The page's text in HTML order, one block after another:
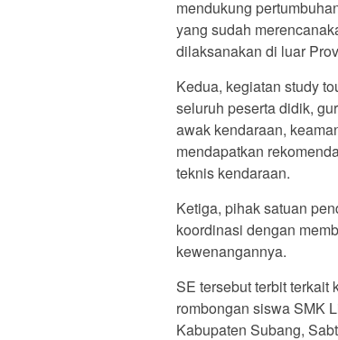
mendukung
yang sudah
dilaksanakan di luar
Kedua, kegiatan study
seluruh peserta didik,
awak kendaraan,
mendapatkan
teknis kendaraan.
Ketiga, pihak satuan
koordinasi dengan
kewenangannya.
SE tersebut terbit terkait
rombongan siswa SMK
Kabupaten Subang,